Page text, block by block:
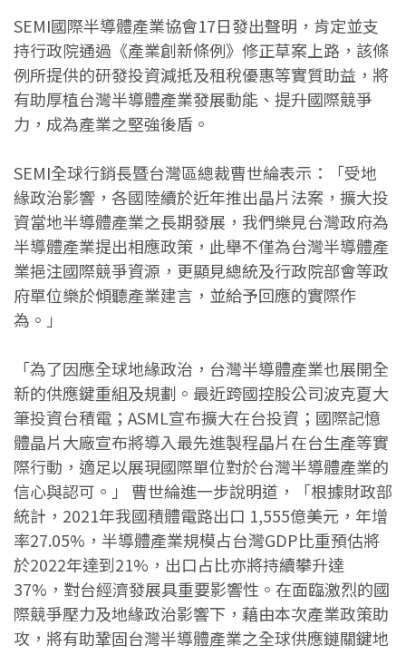
SEMI國際半導體產業協會17日發出聲明，肯定並支
持行政院通過《產業創新條例》修正草案上路，該條
例所提供的研發投資減抵及租稅優惠等實質助益，將
有助厚植台灣半導體產業發展動能、提升國際競爭
力，成為產業之堅強後盾。
SEMI全球行銷長暨台灣區總裁曹世綸表示：「受地
緣政治影響，各國陸續於近年推出晶片法案，擴大投
資當地半導體產業之長期發展，我們樂見台灣政府為
半導體產業提出相應政策，此舉不僅為台灣半導體產
業挹注國際競爭資源，更顯見總統及行政院部會等政
府單位樂於傾聽產業建言，並給予回應的實際作
為。」
「為了因應全球地緣政治，台灣半導體產業也展開全
新的供應鍵重組及規劃。最近跨國控股公司波克夏大
筆投資台積電；ASML宣布擴大在台投資；國際記憶
體晶片大廠宣布將導入最先進製程晶片在台生產等實
際行動，適足以展現國際單位對於台灣半導體產業的
信心與認可。」 曹世綸進一步說明道，「根據財政部
統計，2021年我國積體電路出口 1,555億美元，年增
率27.05%，半導體產業規模占台灣GDP比重預估將
於2022年達到21%，出口占比亦將持續攀升達
37%，對台經濟發展具重要影響性。在面臨激烈的國
際競爭壓力及地緣政治影響下，藉由本次產業政策助
攻，將有助鞏固台灣半導體產業之全球供應鏈關鍵地